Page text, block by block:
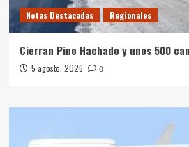
Notas Destacadas Regionales
Cierran Pino Hachado y unos 500
5 agosto, 2026 0